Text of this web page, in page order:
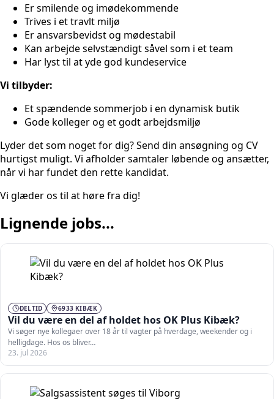
Er smilende og imødekommende
Trives i et travlt miljø
Er ansvarsbevidst og mødestabil
Kan arbejde selvstændigt såvel som i et team
Har lyst til at yde god kundeservice
Vi tilbyder:
Et spændende sommerjob i en dynamisk butik
Gode kolleger og et godt arbejdsmiljø
Lyder det som noget for dig? Send din ansøgning og CV
hurtigst muligt. Vi afholder samtaler løbende og ansætter,
når vi har fundet den rette kandidat.
Vi glæder os til at høre fra dig!
Lignende jobs...
DELTID 6933 KIBÆK
Vil du være en del af holdet hos OK Plus Kibæk?
Vi søger nye kollegaer over 18 år til vagter på hverdage, weekender og i
helligdage. Hos os bliver…
23. jul 2026